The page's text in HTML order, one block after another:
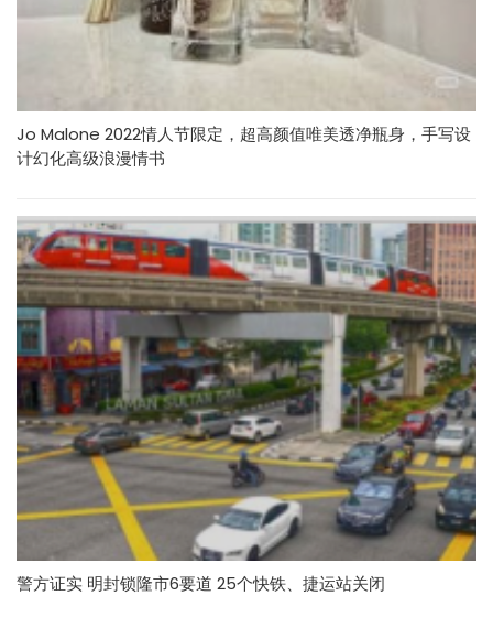
Jo Malone 2022情人节限定，超高颜值唯美透净瓶身，手写设
计幻化高级浪漫情书
警方证实 明封锁隆市6要道 25个快铁、捷运站关闭